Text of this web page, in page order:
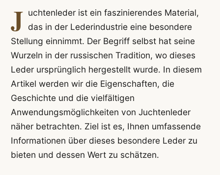
J uchtenleder ist ein faszinierendes Material,
das in der Lederindustrie eine besondere
Stellung einnimmt. Der Begriff selbst hat seine
Wurzeln in der russischen Tradition, wo dieses
Leder ursprünglich hergestellt wurde. In diesem
Artikel werden wir die Eigenschaften, die
Geschichte und die vielfältigen
Anwendungsmöglichkeiten von Juchtenleder
näher betrachten. Ziel ist es, Ihnen umfassende
Informationen über dieses besondere Leder zu
bieten und dessen Wert zu schätzen.